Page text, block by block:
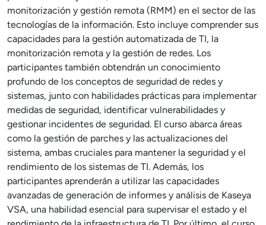
monitorización y gestión remota (RMM) en el sector de las
tecnologías de la información. Esto incluye comprender sus
capacidades para la gestión automatizada de TI, la
monitorización remota y la gestión de redes. Los
participantes también obtendrán un conocimiento
profundo de los conceptos de seguridad de redes y
sistemas, junto con habilidades prácticas para implementar
medidas de seguridad, identificar vulnerabilidades y
gestionar incidentes de seguridad. El curso abarca áreas
como la gestión de parches y las actualizaciones del
sistema, ambas cruciales para mantener la seguridad y el
rendimiento de los sistemas de TI. Además, los
participantes aprenderán a utilizar las capacidades
avanzadas de generación de informes y análisis de Kaseya
VSA, una habilidad esencial para supervisar el estado y el